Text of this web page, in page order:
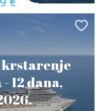
krstarenje
12 dana,